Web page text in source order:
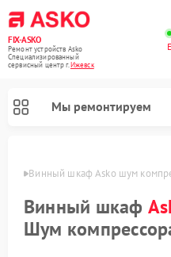
FIX-ASKO
Ремонт устройств Asko
Специализированный
cервисный центр г.Ижевск
Мы ремонтируем
Винный шкаф Asko шум
Винный шкаф
Шум